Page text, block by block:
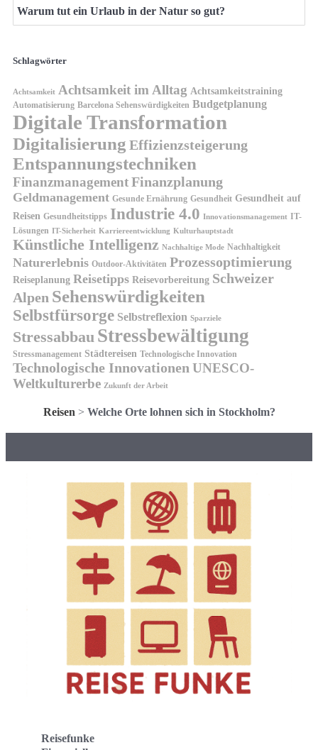
Warum tut ein Urlaub in der Natur so gut?
Schlagwörter
Achtsamkeit Achtsamkeit im Alltag Achtsamkeitstraining
Automatisierung Barcelona Sehenswürdigkeiten Budgetplanung
Digitale Transformation
Digitalisierung Effizienzsteigerung
Entspannungstechniken
FinanzmanagementFinanzplanung
Geldmanagement Gesunde Ernährung Gesundheit Gesundheit auf
Reisen Gesundheitstipps Industrie 4.0 Innovationsmanagement IT-
Lösungen IT-Sicherheit Karriereentwicklung Kulturhauptstadt
Künstliche Intelligenz Nachhaltige Mode Nachhaltigkeit
Naturerlebnis Outdoor-Aktivitäten Prozessoptimierung
Reiseplanung Reisetipps Reisevorbereitung Schweizer
Alpen Sehenswürdigkeiten
Selbstfürsorge Selbstreflexion Sparziele
Stressabbau Stressbewältigung
Stressmanagement Städtereisen Technologische Innovation
Technologische Innovationen UNESCO-
Weltkulturerbe Zukunft der Arbeit
Reisen > Welche Orte lohnen sich in Stockholm?
Reisefunke